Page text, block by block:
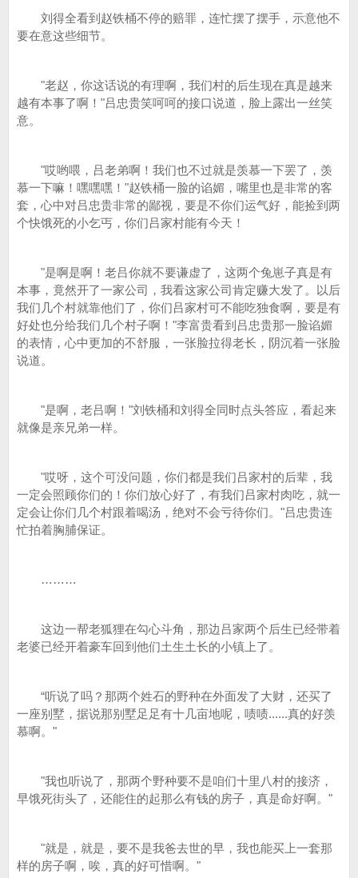
刘得全看到赵铁桶不停的赔罪，连忙摆了摆手，示意他不
要在意这些细节。
"老赵，你这话说的有理啊，我们村的后生现在真是越来
越有本事了啊！"吕忠贵笑呵呵的接口说道，脸上露出一丝笑
意。
"哎哟喂，吕老弟啊！我们也不过就是羡慕一下罢了，羡
慕一下嘛！嘿嘿嘿！"赵铁桶一脸的谄媚，嘴里也是非常的客
套，心中对吕忠贵非常的鄙视，要是不你们运气好，能捡到两
个快饿死的小乞丐，你们吕家村能有今天！
"是啊是啊！老吕你就不要谦虚了，这两个兔崽子真是有
本事，竟然开了一家公司，我看这家公司肯定赚大发了。以后
我们几个村就靠他们了，你们吕家村可不能吃独食啊，要是有
好处也分给我们几个村子啊！"李富贵看到吕忠贵那一脸谄媚
的表情，心中更加的不舒服，一张脸拉得老长，阴沉着一张脸
说道。
"是啊，老吕啊！"刘铁桶和刘得全同时点头答应，看起来
就像是亲兄弟一样。
"哎呀，这个可没问题，你们都是我们吕家村的后辈，我
一定会照顾你们的！你们放心好了，有我们吕家村肉吃，就一
定会让你们几个村跟着喝汤，绝对不会亏待你们。"吕忠贵连
忙拍着胸脯保证。
………
这边一帮老狐狸在勾心斗角，那边吕家两个后生已经带着
老婆已经开着豪车回到他们土生土长的小镇上了。
“听说了吗？那两个姓石的野种在外面发了大财，还买了
一座别墅，据说那别墅足足有十几亩地呢，啧啧......真的好羡
慕啊。"
"我也听说了，那两个野种要不是咱们十里八村的接济，
早饿死街头了，还能住的起那么有钱的房子，真是命好啊。"
"就是，就是，要不是我爸去世的早，我也能买上一套那
样的房子啊，唉，真的好可惜啊。"